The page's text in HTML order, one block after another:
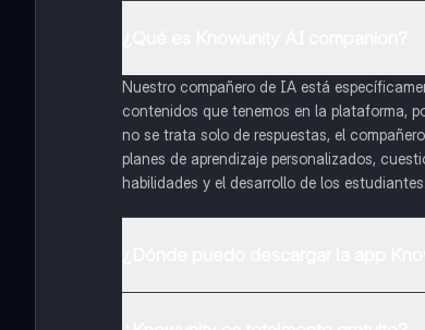
Nuestro compañero de IA está
contenidos que tenemos en la plataforma,
no se trata solo de respuestas, el
planes de aprendizaje personalizados,
habilidades y el desarrollo de los estudiantes.